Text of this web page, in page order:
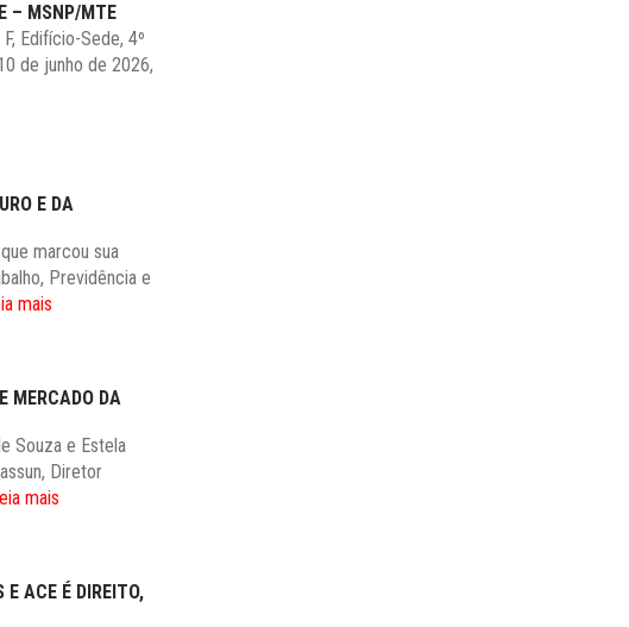
– MSNP/MTE
Edifício-Sede, 4º
de junho de 2026,
E DA
marcou sua
Previdência e
mais
MERCADO DA
Souza e Estela
Diretor
leia mais
ACE É DIREITO,